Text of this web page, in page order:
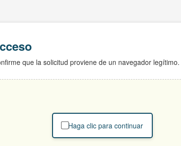
que la solicitud proviene de un navegador legítimo.
Haga clic para continuar